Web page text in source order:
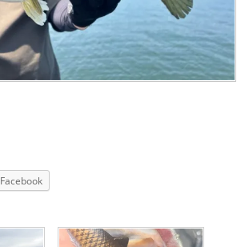
Facebook